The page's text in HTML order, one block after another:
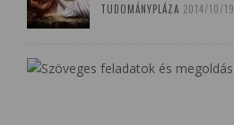
TUDOMÁNYPLÁZA 2014/10/19